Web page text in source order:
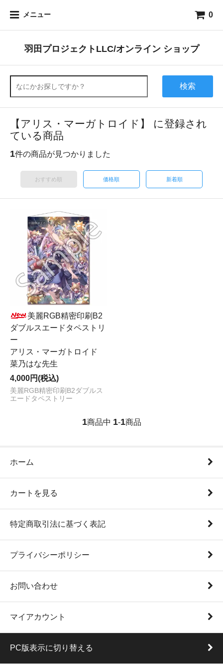
メニュー 0
羽田プロジェクトLLC/オンライン ショップ
検索
【アリス・マーガトロイド】 に登録され
ている商品
1件の商品が見つかりました
おすすめ順 価格順 新着順
美麗RGB精密印刷B2
ダブルスエードタペストリ
ー
アリス・マーガトロイド
菜乃はな先生
4,000円(税込)
美麗RGB精密印刷B2ダブルス
エードタペストリー
1商品中 1-1商品
ホーム
カートを見る
特定商取引法に基づく表記
プライバシーポリシー
お問い合わせ
マイアカウント
PC版表示に切り替える